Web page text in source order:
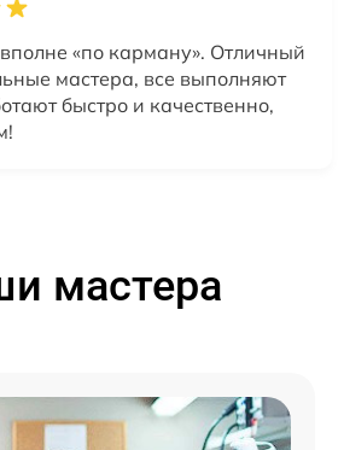
«по карману». Отличный
мастера, все выполняют
быстро и качественно,
мастера